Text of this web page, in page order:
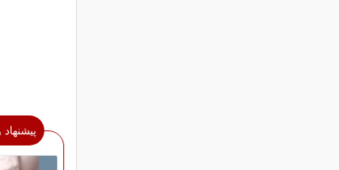
پیشنهاد